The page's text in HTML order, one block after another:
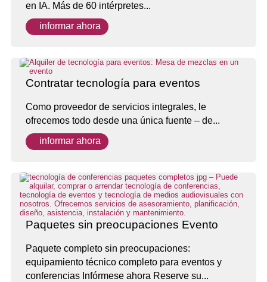
en IA. Más de 60 intérpretes...
informar ahora
Contratar tecnología para eventos
Como proveedor de servicios integrales, le
ofrecemos todo desde una única fuente – de...
informar ahora
Paquetes sin preocupaciones Evento
Paquete completo sin preocupaciones:
equipamiento técnico completo para eventos y
conferencias Infórmese ahora Reserve su...